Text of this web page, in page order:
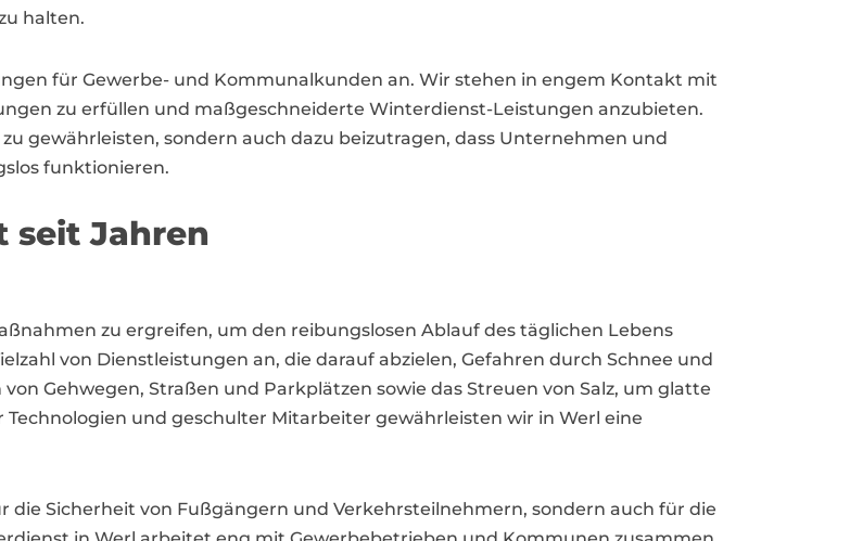
halten.
für Gewerbe- und Kommunalkunden an. Wir stehen in engem Kontakt mit
zu erfüllen und maßgeschneiderte Winterdienst-Leistungen anzubieten.
gewährleisten, sondern auch dazu beizutragen, dass Unternehmen und
funktionieren.
seit Jahren
zu ergreifen, um den reibungslosen Ablauf des täglichen Lebens
von Dienstleistungen an, die darauf abzielen, Gefahren durch Schnee und
Gehwegen, Straßen und Parkplätzen sowie das Streuen von Salz, um glatte
und geschulter Mitarbeiter gewährleisten wir in Werl eine
Sicherheit von Fußgängern und Verkehrsteilnehmern, sondern auch für die